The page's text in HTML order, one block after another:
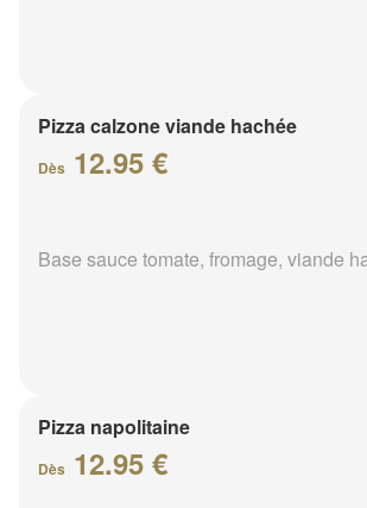
Pizza calzone viande hachée
Dès 12.95 €
Base sauce tomate, fromage, viande
Pizza napolitaine
Dès 12.95 €